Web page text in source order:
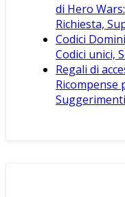
di Hero
Richiesta,
Codici
Codici unici,
Regali di
Ricompense
Suggerimenti